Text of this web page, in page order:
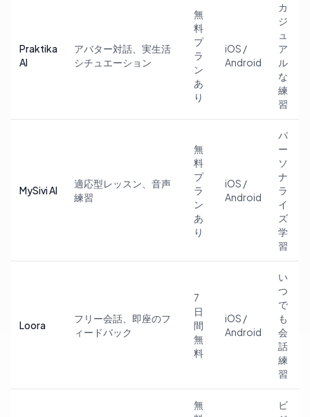
Praktika
AI
アバター対話、実生活
シチュエーション
無
料
プ
ラ
ン
あ
り
iOS /
Android
カ
ジ
ュ
ア
ル
な
練
習
MySivi AI
適応型レッスン、音声
練習
無
料
プ
ラ
ン
あ
り
iOS /
Android
パ
ー
ソ
ナ
ラ
イ
ズ
学
習
Loora
フリー会話、即座のフ
ィードバック
7
日
間
無
料
iOS /
Android
い
つ
で
も
会
話
練
習
無
ビ